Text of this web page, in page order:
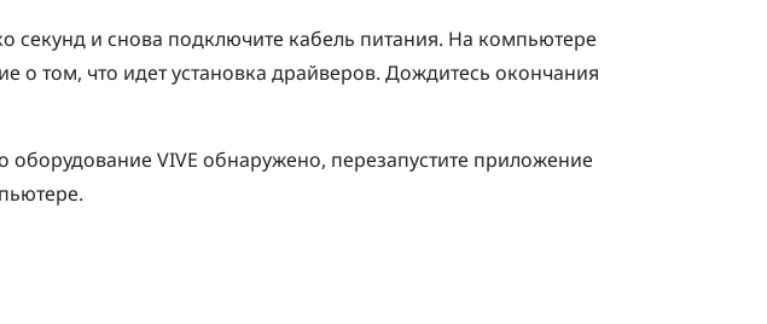
секунд и снова подключите кабель питания. На компьютере
о том, что идет установка драйверов. Дождитесь окончания
оборудование VIVE обнаружено, перезапустите приложение